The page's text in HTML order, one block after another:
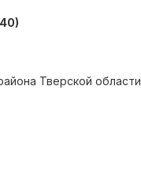
Тверской области